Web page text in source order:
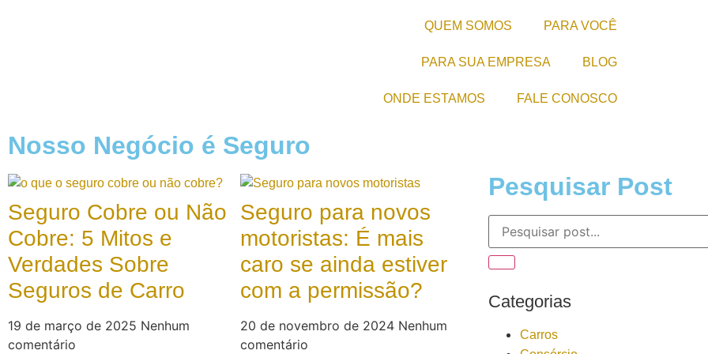
QUEM SOMOS PARA VOCÊ
PARA SUA EMPRESA BLOG
ONDE ESTAMOS FALE CONOSCO
Nosso Negócio é Seguro
Seguro Cobre ou Não
Cobre: 5 Mitos e
Verdades Sobre
Seguros de Carro
19 de março de 2025 Nenhum
comentário
Seguro para novos
motoristas: É mais
caro se ainda estiver
com a permissão?
20 de novembro de 2024 Nenhum
comentário
Pesquisar Post
Categorias
Carros